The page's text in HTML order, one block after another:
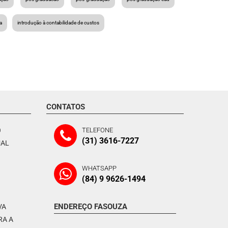
introdução à contabilidade de custos
A
CONTATOS
TELEFONE
(31) 3616-7227
WHATSAPP
(84) 9 9626-1494
ENDEREÇO FASOUZA